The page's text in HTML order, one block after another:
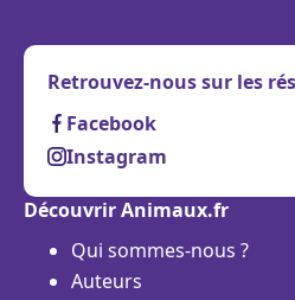
Retrouvez-nous sur les
Facebook
Instagram
Découvrir Animaux.fr
Qui sommes-nous ?
Auteurs